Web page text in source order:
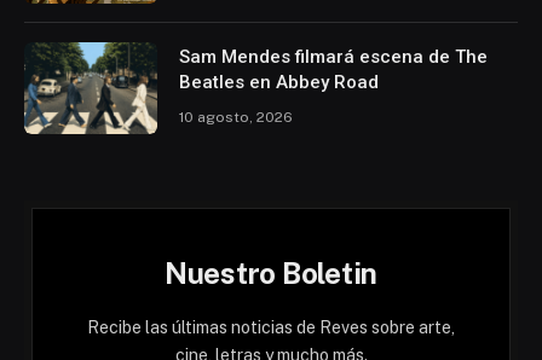
Sam Mendes filmará escena de The
Beatles en Abbey Road
10 agosto, 2026
Nuestro Boletin
Recibe las últimas noticias de Reves sobre arte,
cine, letras y mucho más.